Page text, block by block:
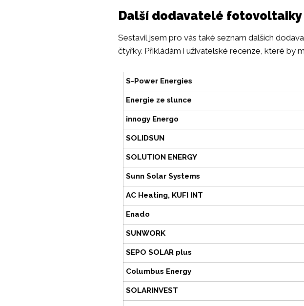
Další dodavatelé fotovoltaiky
Sestavil jsem pro vás také seznam dalších
čtyřky. Přikládám i uživatelské recenze, které by
S-Power Energies
Energie ze slunce
innogy Energo
SOLIDSUN
SOLUTION ENERGY
Sunn Solar Systems
AC Heating, KUFI INT
Enado
SUNWORK
SEPO SOLAR plus
Columbus Energy
SOLARINVEST